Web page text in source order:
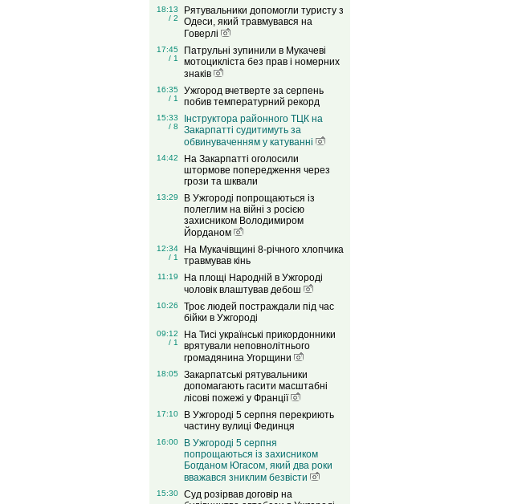
18:13
/ 2
Рятувальники допомогли туристу з
Одеси, який травмувався на
Говерлі
17:45
/ 1
Патрульні зупинили в Мукачеві
мотоцикліста без прав і номерних
знаків
16:35
/ 1
Ужгород вчетверте за серпень
побив температурний рекорд
15:33
/ 8
Інструктора районного ТЦК на
Закарпатті судитимуть за
обвинуваченням у катуванні
14:42
На Закарпатті оголосили
штормове попередження через
грози та шквали
13:29
В Ужгороді попрощаються із
полеглим на війні з росією
захисником Володимиром
Йорданом
12:34
/ 1
На Мукачівщині 8-річного хлопчика
травмував кінь
11:19
На площі Народній в Ужгороді
чоловік влаштував дебош
10:26
Троє людей постраждали під час
бійки в Ужгороді
09:12
/ 1
На Тисі українські прикордонники
врятували неповнолітнього
громадянина Угорщини
18:05
Закарпатські рятувальники
допомагають гасити масштабні
лісові пожежі у Франції
17:10
В Ужгороді 5 серпня перекриють
частину вулиці Фединця
16:00
В Ужгороді 5 серпня
попрощаються із захисником
Богданом Югасом, який два роки
вважався зниклим безвісти
15:30
Суд розірвав договір на